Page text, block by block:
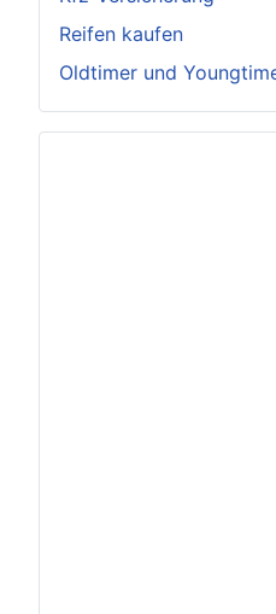
Reifen kaufen
Oldtimer und